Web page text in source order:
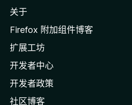
i
l
a
主
页
关于
Firefox 附加组件博客
扩展工坊
开发者中心
开发者政策
社区博客